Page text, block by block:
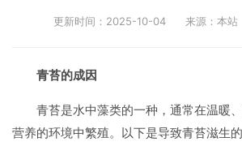
更新时间：2025-10-04 来源：本站
青苔的成因
青苔是水中藻类的一种，通常在温暖
营养的环境中繁殖。以下是导致青苔滋生